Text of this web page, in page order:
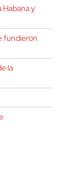
Habana y
fundieron
la